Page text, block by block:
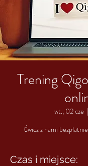
Trening
wt., 02 cze
  |
Ćwicz z nami
Czas i miejsce: